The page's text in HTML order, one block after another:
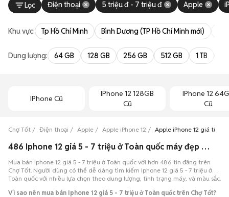
Lọc Điện thoại 5 triệu đ - 7 triệu đ Apple
Khu vực: Tp Hồ Chí Minh Bình Dương (TP Hồ Chí Minh mới)
Dung lượng: 64 GB 128 GB 256 GB 512 GB 1 TB
IPhone Cũ
IPhone 12 128GB
Cũ
IPhone 12
Cũ
Chợ Tốt Điện thoại Apple Apple iPhone 12 Apple iPhone 12 giá từ 5
486 Iphone 12 giá 5 - 7 triệu ở Toàn quốc máy đẹp đang bán 08/2026
Mua bán Iphone 12 giá 5 - 7 triệu ở Toàn quốc với hơn 486 tin đăng trên
Chợ Tốt. Người dùng có thể dễ dàng tìm kiếm Iphone 12 giá 5 - 7 triệu ở
Toàn quốc với nhiều lựa chọn theo dung lượng, tình trạng máy, và màu sắc.
Vì sao nên mua bán Iphone 12 giá 5 - 7 triệu ở Toàn quốc trên Chợ Tốt?